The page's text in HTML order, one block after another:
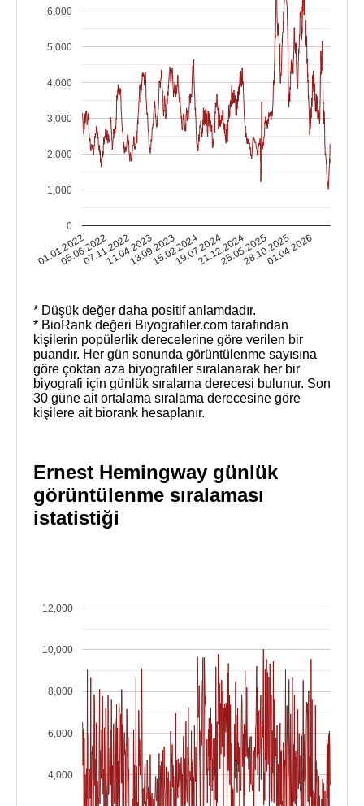
01.01.2022
05.06.2022
07.11.2022
11.04.2023
13.09.2023
15.02.2024
19.07.2024
21.12.2024
25.05.2025
28.10.2025
01.04.2026
0
1,000
2,000
3,000
4,000
5,000
6,000
* Düşük değer daha positif anlamdadır.
* BioRank değeri Biyografiler.com tarafından
kişilerin popülerlik derecelerine göre verilen bir
puandır. Her gün sonunda görüntülenme sayısına
göre çoktan aza biyografiler sıralanarak her bir
biyografi için günlük sıralama derecesi bulunur. Son
30 güne ait ortalama sıralama derecesine göre
kişilere ait biorank hesaplanır.
Ernest Hemingway günlük
görüntülenme sıralaması
istatistiği
4,000
6,000
8,000
10,000
12,000